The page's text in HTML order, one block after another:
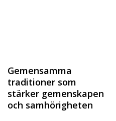
Gemensamma
traditioner som
stärker gemenskapen
och samhörigheten